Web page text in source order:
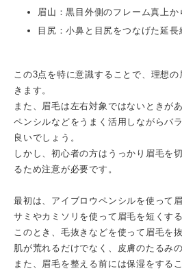
眉山：黒目外側のフレーム真上か
目尻：小鼻と目尻をつなげた延長
この3点を特に意識することで、理想
きます。
また、眉毛は左右対象ではないときが
ペンシルなどをうまく活用しながらバ
良いでしょう。
しかし、初心者の方はうっかり眉毛を
るため注意が必要です。
最初は、アイブロウペンシルを使って
サミやカミソリを使って眉毛を短くす
このとき、毛抜きなどを使って眉毛を
肌が荒れるだけでなく、皮膚のたるみ
また、眉毛を整える前には保湿をする